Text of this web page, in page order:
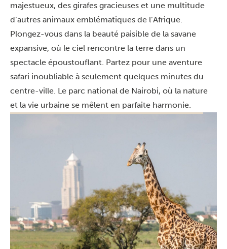
majestueux, des girafes gracieuses et une multitude
d’autres animaux emblématiques de l’Afrique.
Plongez-vous dans la beauté paisible de la savane
expansive, où le ciel rencontre la terre dans un
spectacle époustouflant. Partez pour une aventure
safari inoubliable à seulement quelques minutes du
centre-ville. Le parc national de Nairobi, où la nature
et la vie urbaine se mêlent en parfaite harmonie.